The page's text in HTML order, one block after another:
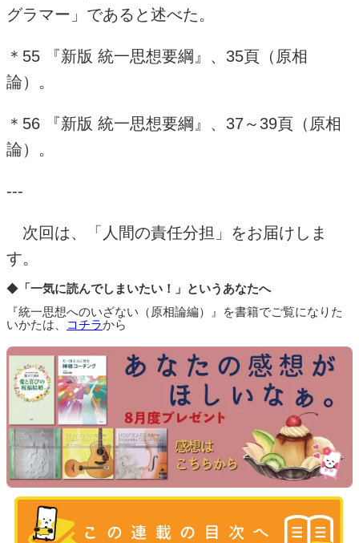
グラマー」であると述べた。
＊ 55 『新版 統一思想要綱』、 35頁（原相
論）。
＊ 56 『新版 統一思想要綱』、 37～ 39頁（原相
論）。
---
次回は、「人間の責任分担」をお届けしま
す。
◆ 「一気に読んでしまいたい！」というあなたへ
『統一思想へのいざない（原相論編）』を書籍でご覧になりた
いかたは、
コチラから